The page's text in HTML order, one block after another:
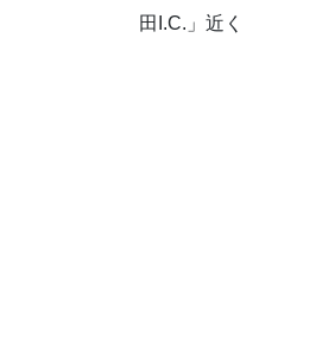
田I.C.」近く